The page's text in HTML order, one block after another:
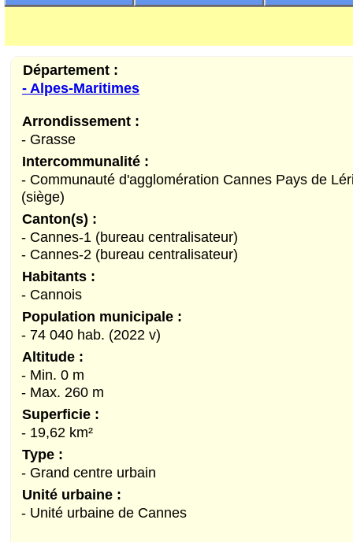
Département :
- Alpes-Maritimes
Arrondissement :
- Grasse
Intercommunalité :
- Communauté d'agglomération Cannes Pays de
(siège)
Canton(s) :
- Cannes-1 (bureau centralisateur)
- Cannes-2 (bureau centralisateur)
Habitants :
- Cannois
Population municipale :
- 74 040 hab. (2022 v)
Altitude :
- Min. 0 m
- Max. 260 m
Superficie :
- 19,62 km²
Type :
- Grand centre urbain
Unité urbaine :
- Unité urbaine de Cannes